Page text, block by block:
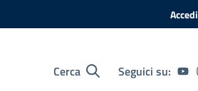
Accedi
Cerca Seguici su: